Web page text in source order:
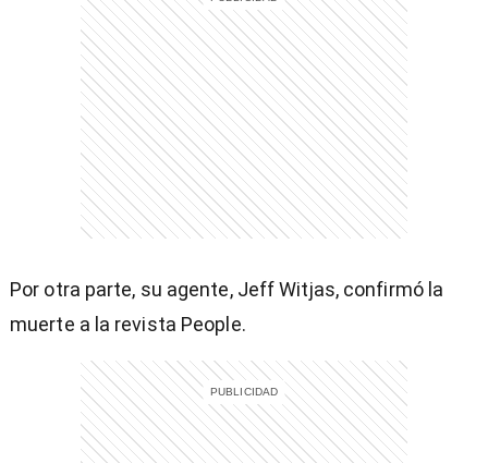
Por otra parte, su agente, Jeff Witjas, confirmó la
muerte a la revista People.